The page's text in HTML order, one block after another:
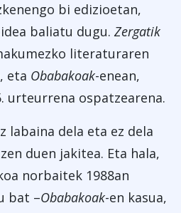
bi edizioetan,
baliatu dugu. Zergatik
literaturaren
eta Obabakoak-enean,
urteurrena ospatzearena.
labaina dela eta ez dela
duen jakitea. Eta hala,
norbaitek 1988an
bat –Obabakoak-en kasua,